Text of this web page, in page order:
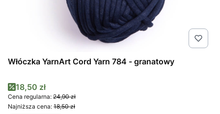
Włóczka YarnArt Cord Yarn 784 - granatowy
Cena promocyjna
18,50 zł
Cena regularna: 24,90 zł
Najniższa cena: 18,50 zł